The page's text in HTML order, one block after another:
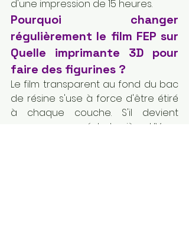
d'une impression de 15 heures.
Pourquoi changer
régulièrement le film FEP sur
Quelle imprimante 3D pour
faire des figurines ?
Le film transparent au fond du bac
de résine s'use à force d'être étiré
à chaque couche. S'il devient
opaque ou rayé, la lumière UV ne